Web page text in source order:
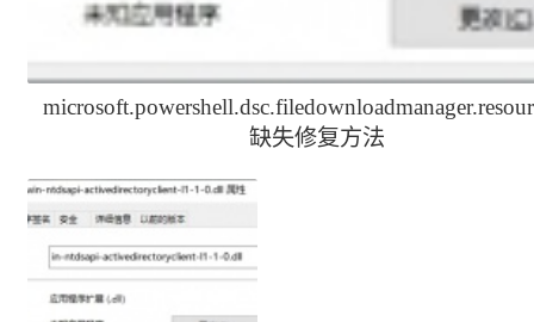
缺失修复方法